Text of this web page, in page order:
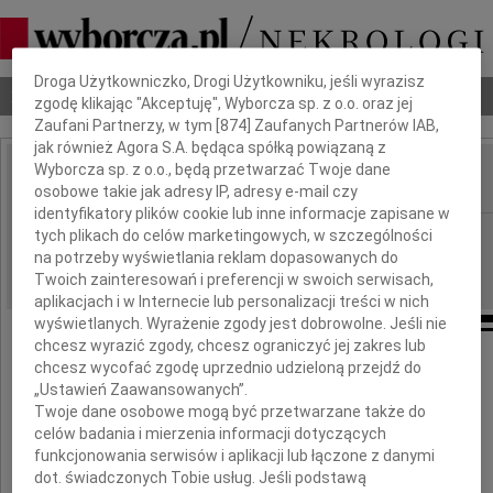
Nekrologi Odeszli Poradnik pogrzebowy
IMIĘ I NAZWISKO:
REGION: Kielce
DATA EMISJI: 29.06.2010
Naszemu Koledze
Jackowi Zakładzie
Dbamy o Twoją prywatność
Droga Użytkowniczko, Drogi Użytkowniku, jeśli wyrazisz
zgodę klikając "Akceptuję", Wyborcza sp. z o.o. oraz jej
Zaufani Partnerzy, w tym [874 ] Zaufanych Partnerów IAB,
jak również Agora S.A. będąca spółką powiązaną z
Wyborcza sp. z o.o., będą przetwarzać Twoje dane
osobowe takie jak adresy IP, adresy e-mail czy
identyfikatory plików cookie lub inne informacje zapisane w
tych plikach do celów marketingowych, w szczególności
na potrzeby wyświetlania reklam dopasowanych do
Twoich zainteresowań i preferencji w swoich serwisach,
aplikacjach i w Internecie lub personalizacji treści w nich
wyświetlanych. Wyrażenie zgody jest dobrowolne. Jeśli nie
chcesz wyrazić zgody, chcesz ograniczyć jej zakres lub
chcesz wycofać zgodę uprzednio udzieloną przejdź do
„Ustawień Zaawansowanych”.
Twoje dane osobowe mogą być przetwarzane także do
celów badania i mierzenia informacji dotyczących
funkcjonowania serwisów i aplikacji lub łączone z danymi
dot. świadczonych Tobie usług. Jeśli podstawą